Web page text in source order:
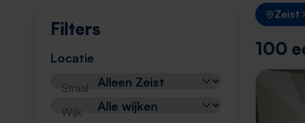
Filters
Locatie
Straal
Wijk
Zeist
100